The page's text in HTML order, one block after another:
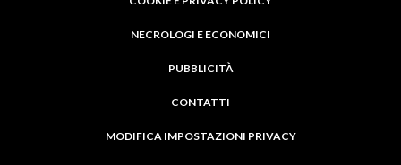
NECROLOGI E ECONOMICI
PUBBLICITÀ
CONTATTI
MODIFICA IMPOSTAZIONI PRIVACY